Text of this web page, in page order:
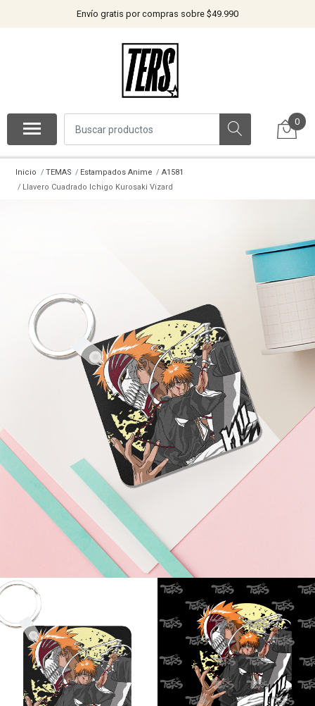
Envío gratis por compras sobre $49.990
0
Inicio TEMAS Estampados Anime
A1581
Llavero Cuadrado Ichigo Kurosaki Vizard